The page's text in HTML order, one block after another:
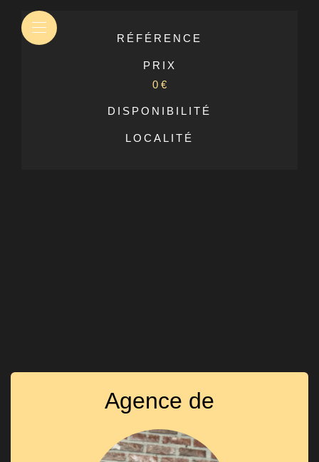
RÉFÉRENCE
PRIX
0 €
DISPONIBILITÉ
LOCALITÉ
Agence de